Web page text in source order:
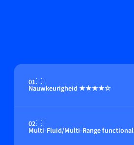
01
Nauwkeurigheid ★★★★☆
02
Multi-Fluid/Multi-Range